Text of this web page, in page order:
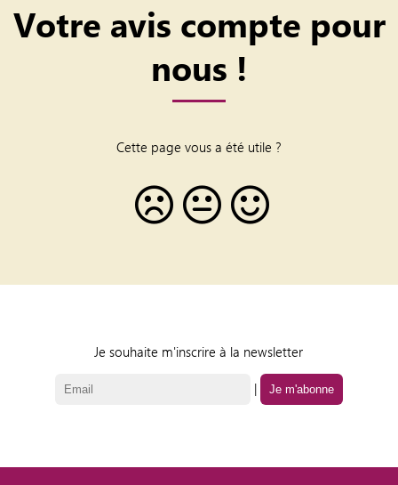
Votre avis compte pour
nous !
Cette page vous a été utile ?
Je souhaite m'inscrire à la newsletter
|